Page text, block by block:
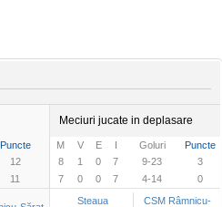
Meciuri jucate in deplasare
Puncte M V E I Goluri Puncte
12 8 1 0 7 9-23 3
11 7 0 0 7 4-14
0
Steaua
CSM Râmnicu-